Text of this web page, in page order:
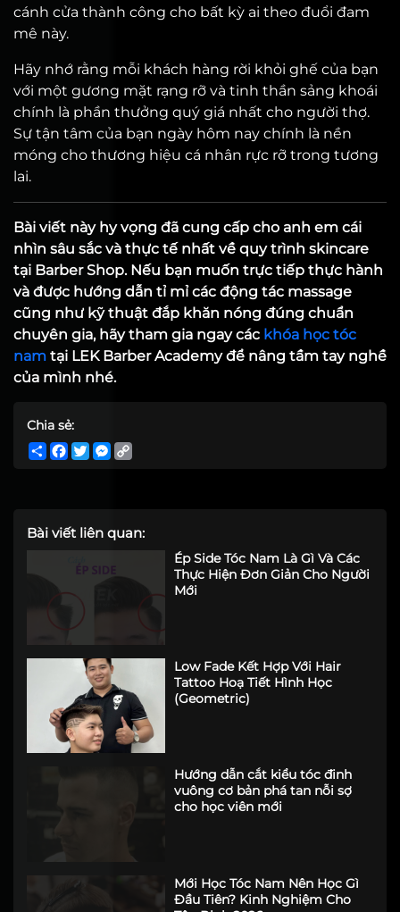
cánh cửa thành công cho bất kỳ ai theo đuổi đam
mê này.
Hãy nhớ rằng mỗi khách hàng rời khỏi ghế của bạn
với một gương mặt rạng rỡ và tinh thần sảng khoái
chính là phần thưởng quý giá nhất cho người thợ.
Sự tận tâm của bạn ngày hôm nay chính là nền
móng cho thương hiệu cá nhân rực rỡ trong tương
lai.
Bài viết này hy vọng đã cung cấp cho anh em cái
nhìn sâu sắc và thực tế nhất về quy trình skincare
tại Barber Shop. Nếu bạn muốn trực tiếp thực hành
và được hướng dẫn tỉ mỉ các động tác massage
cũng như kỹ thuật đắp khăn nóng đúng chuẩn
chuyên gia, hãy tham gia ngay các khóa học tóc
nam tại LEK Barber Academy để nâng tầm tay nghề
của mình nhé.
Chia sẻ:
ShareFacebook
TwitterMessenger
Bài viết liên quan:
Ép Side Tóc Nam Là Gì Và Các
Thực Hiện Đơn Giản Cho Người
Mới
Low Fade Kết Hợp Với Hair
Tattoo Hoạ Tiết Hình Học
(Geometric)
Hướng dẫn cắt kiểu tóc đinh
vuông cơ bản phá tan nỗi sợ
cho học viên mới
Mới Học Tóc Nam Nên Học Gì
Đầu Tiên? Kinh Nghiệm Cho